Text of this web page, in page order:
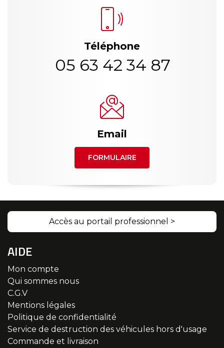
Téléphone
05 63 42 34 87
Email
FORMULAIRE
Accès au portail professionnel >
AIDE
Mon compte
Qui sommes nous
C.G.V
Mentions légales
Politique de confidentialité
Service de destruction des véhicules hors d'usage
Commande et livraison